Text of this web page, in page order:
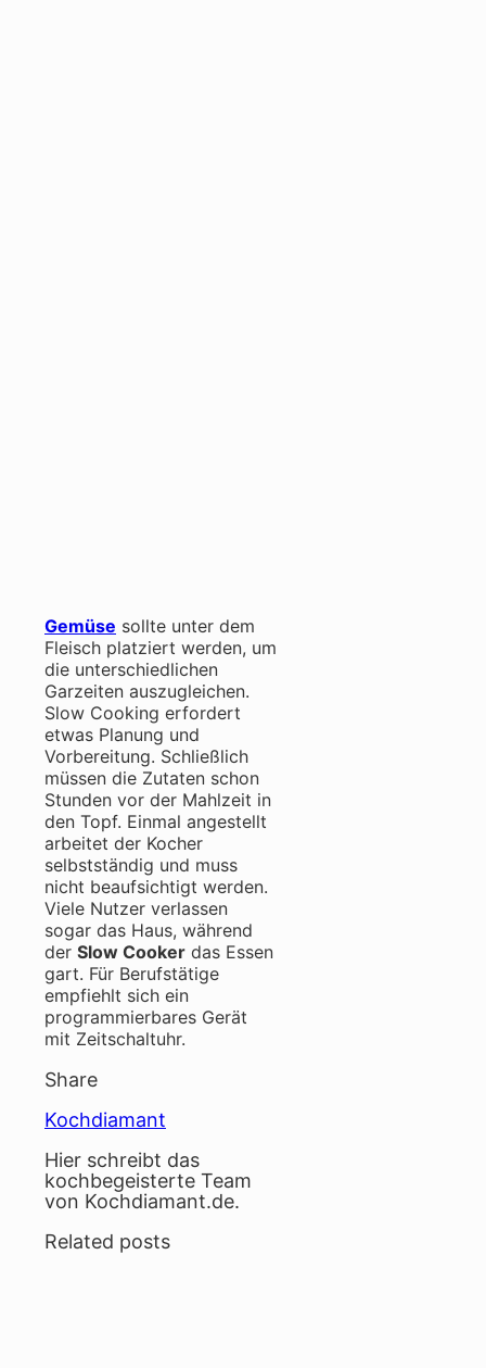
Gemüse sollte unter dem
Fleisch platziert werden, um
die unterschiedlichen
Garzeiten auszugleichen.
Slow Cooking erfordert
etwas Planung und
Vorbereitung. Schließlich
müssen die Zutaten schon
Stunden vor der Mahlzeit in
den Topf. Einmal angestellt
arbeitet der Kocher
selbstständig und muss
nicht beaufsichtigt werden.
Viele Nutzer verlassen
sogar das Haus, während
der Slow Cooker das Essen
gart. Für Berufstätige
empfiehlt sich ein
programmierbares Gerät
mit Zeitschaltuhr.
Share
Kochdiamant
Hier schreibt das
kochbegeisterte Team
von Kochdiamant.de.
Related posts